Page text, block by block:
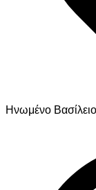
Ηνωμένο